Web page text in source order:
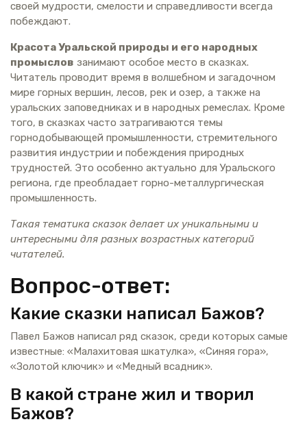
своей мудрости, смелости и справедливости всегда
побеждают.
Красота Уральской природы и его народных
промыслов занимают особое место в сказках.
Читатель проводит время в волшебном и загадочном
мире горных вершин, лесов, рек и озер, а также на
уральских заповедниках и в народных ремеслах. Кроме
того, в сказках часто затрагиваются темы
горнодобывающей промышленности, стремительного
развития индустрии и побеждения природных
трудностей. Это особенно актуально для Уральского
региона, где преобладает горно-металлургическая
промышленность.
Такая тематика сказок делает их уникальными и
интересными для разных возрастных категорий
читателей.
Вопрос-ответ:
Какие сказки написал Бажов?
Павел Бажов написал ряд сказок, среди которых самые
известные: «Малахитовая шкатулка», «Синяя гора»,
«Золотой ключик» и «Медный всадник».
В какой стране жил и творил
Бажов?